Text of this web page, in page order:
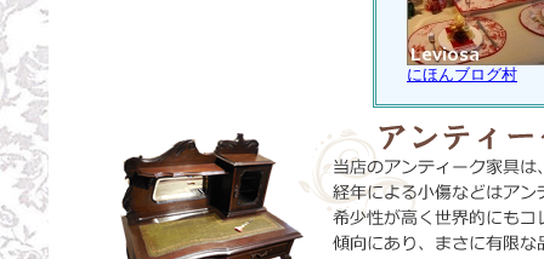
にほんブログ村